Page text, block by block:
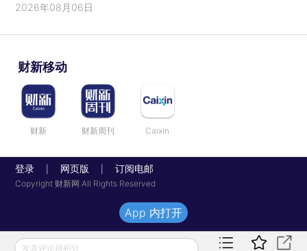
2026年08月06日
财新移动
财新 财新周刊 Caixin
登录 网页版 订阅电邮
Copyright 财新网 All Rights Reserved
发表评论得积分
App 内打开